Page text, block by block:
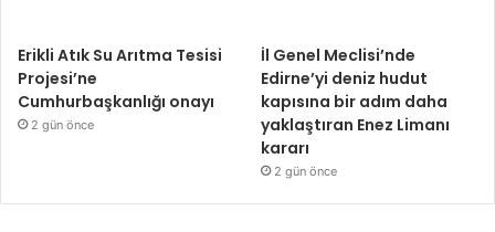
Erikli Atık Su Arıtma Tesisi
Projesi’ne
Cumhurbaşkanlığı onayı
2 gün önce
İl Genel Meclisi’nde
Edirne’yi deniz hudut
kapısına bir adım daha
yaklaştıran Enez Limanı
kararı
2 gün önce